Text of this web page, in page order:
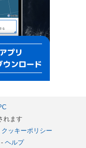
れます
クッキーポリシー
ヘルプ